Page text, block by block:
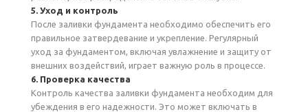
5. Уход и контроль
После заливки фундамента необходимо обеспечить его
правильное затвердевание и укрепление. Регулярный
уход за фундаментом, включая увлажнение и защиту от
внешних воздействий, играет важную роль в процессе.
6. Проверка качества
Контроль качества заливки фундамента необходим для
убеждения в его надежности. Это может включать в